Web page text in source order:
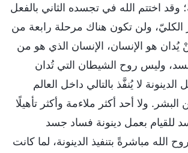
وقد اختتم الله في تجسده الثاني بالفعل
الكليّ، ولن تكون هناك مرحلة رابعة من
يُدان هو الإنسان، الإنسان الذي هو من
وليس روح الشيطان التي تُدان
لا يُنفَّذ بالتالي داخل العالم
البشر. ولا أحد أكثر ملاءمة وأكثر تأهيلًا
للقيام بعمل دينونة فساد جسد
الله مباشرةً بتنفيذ الدينونة، لما كانت